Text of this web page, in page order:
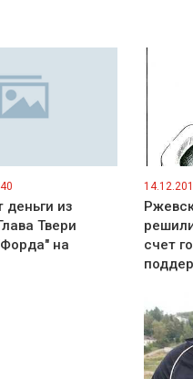
деньги из
Твери
на
счет